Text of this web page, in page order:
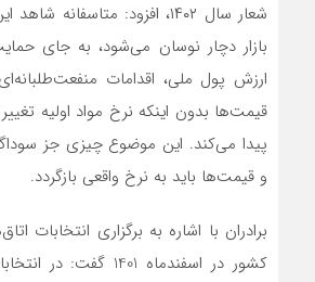
شعار سال ۱۴۰۲، افزود:
بازار دچار نوسان می‌شود، به جای
ارزش پول ملی، اقدامات
قیمت‌ها بدون اینکه نرخ مواد اولیه
پیدا می‌کند. این موضوع چیزی جز
و قیمت‌ها باید به نرخ واقعی بازگردد.
برادران با اشاره به برگزاری انتخابات
کشور در اسفندماه 1401